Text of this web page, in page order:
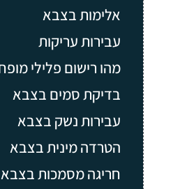
אלימות בצבא
עבירות עריקות
מהו רישום פלילי
בדיקת סמים בצבא
עבירות נשק בצבא
הטרדה מינית בצבא
חריגה מסמכות בצבא